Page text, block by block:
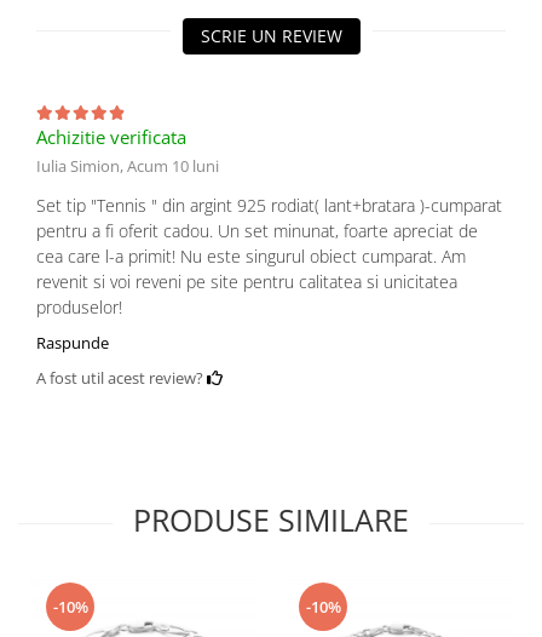
SCRIE UN REVIEW
Achizitie verificata
Iulia Simion,Acum 10 luni
Set tip "Tennis " din argint 925 rodiat( lant+bratara )-cumparat
pentru a fi oferit cadou. Un set minunat, foarte apreciat de
cea care l-a primit! Nu este singurul obiect cumparat. Am
revenit si voi reveni pe site pentru calitatea si unicitatea
produselor!
Raspunde
A fost util acest review?
PRODUSE SIMILARE
-10% -10%